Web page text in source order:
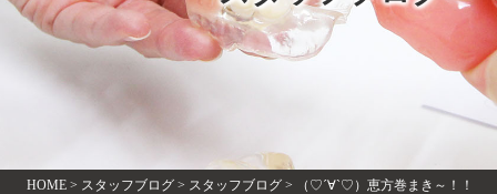
HOME> スタッフブログ> スタッフブログ> （♡´∀`♡）恵方巻まき～！！